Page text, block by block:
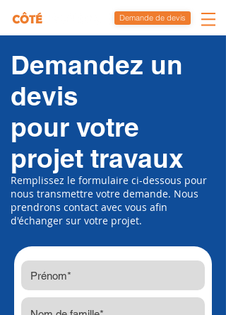
Demande de devis
Demandez un
devis
pour votre
projet travaux
Remplissez le formulaire ci-dessous pour
nous transmettre votre demande. Nous
prendrons contact avec vous afin
d'échanger sur votre projet.